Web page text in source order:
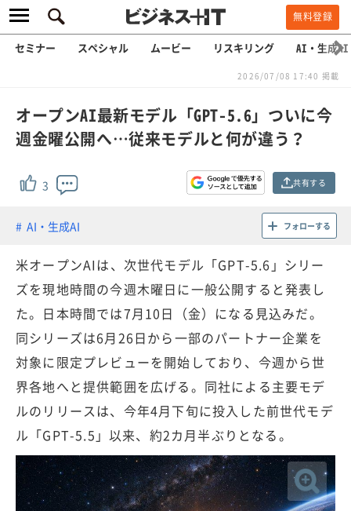
無料登録
セミナー スペシャル ムービー リスキリング AI・生成AI
2026/07/08 17:40 掲載
オープンAI最新モデル「GPT-5.6」ついに今
週金曜公開へ…従来モデルと何が違う？
3 共有する
AI・生成AI フォローする
米オープンAIは、次世代モデル「GPT-5.6」シリー
ズを現地時間の今週木曜日に一般公開すると発表し
た。日本時間では7月10日（金）になる見込みだ。
同シリーズは6月26日から一部のパートナー企業を
対象に限定プレビューを開始しており、今週から世
界各地へと提供範囲を広げる。同社による主要モデ
ルのリリースは、今年4月下旬に投入した前世代モデ
ル「GPT-5.5」以来、約2カ月半ぶりとなる。